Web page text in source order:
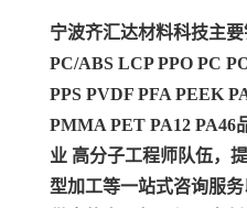
宁波齐汇达材料科技主
PC/ABS LCP PPO PC
PPS PVDF PFA PEEK
PMMA PET PA12 PA46
业 高分子工程师队伍，
型加工等一站式咨询服